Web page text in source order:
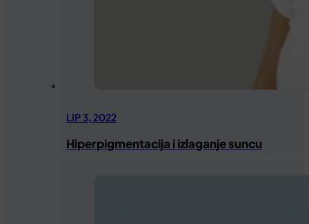
LIP 3, 2022
Hiperpigmentacija i izlaganje suncu